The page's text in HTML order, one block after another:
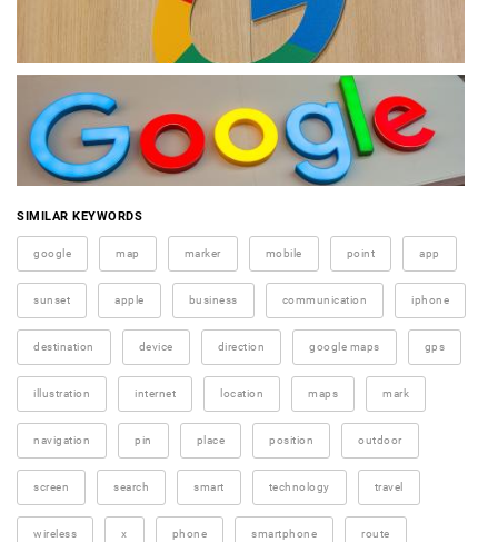
SIMILAR KEYWORDS
google map marker mobile point app
sunset apple business communication iphone
destination device direction google maps gps
illustration internet location maps mark
navigation pin place position outdoor
screen search smart technology travel
wireless x phone smartphone route